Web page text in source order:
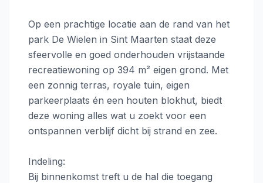
Op een prachtige locatie aan de rand van het
park De Wielen in Sint Maarten staat deze
sfeervolle en goed onderhouden vrijstaande
recreatiewoning op 394 m² eigen grond. Met
een zonnig terras, royale tuin, eigen
parkeerplaats én een houten blokhut, biedt
deze woning alles wat u zoekt voor een
ontspannen verblijf dicht bij strand en zee.
Indeling:
Bij binnenkomst treft u de hal die toegang